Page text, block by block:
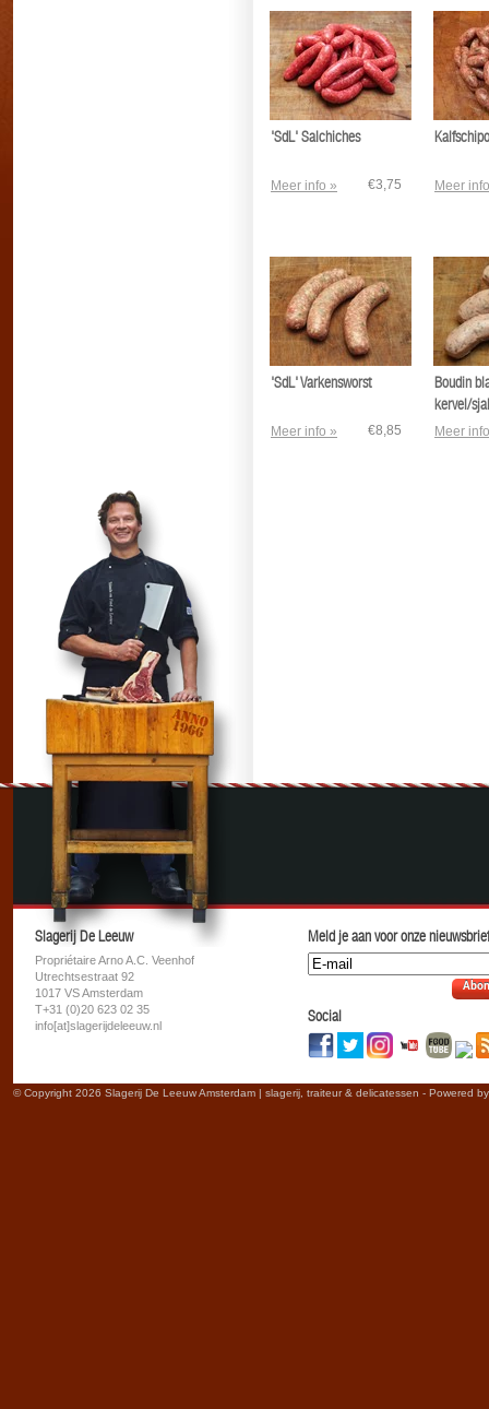
'SdL' Salchiches
Meer info » €3,75 Meer
'SdL' Varkensworst
Meer info » €8,85
Boudin
kervel/
Meer
Slagerij De Leeuw
Propriétaire Arno A.C. Veenhof
Utrechtsestraat 92
1017 VS Amsterdam
T+31 (0)20 623 02 35
info[at]slagerijdeleeuw.nl
Meld je aan voor onze
Social
© Copyright 2026 Slagerij De Leeuw Amsterdam | slagerij, traiteur & delicatessen - Powered